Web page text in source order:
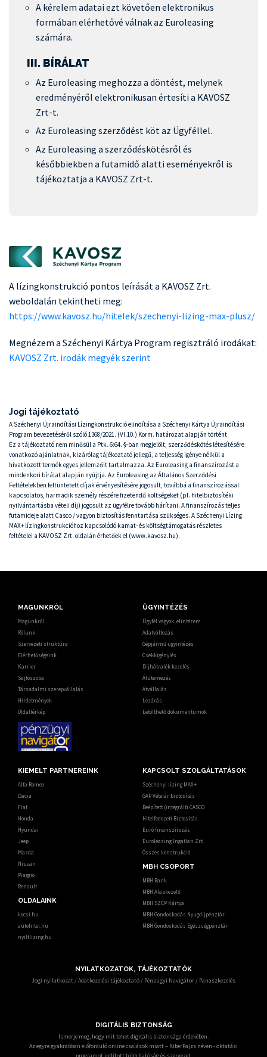
A kérelem adatai ezt követően elektronikus
formában elérhetővé válnak az Euroleasing
számára.
III. BÍRÁLAT
Az Euroleasing meghozza a döntést, melynek
eredményéről elektronikusan értesíti a KAVOSZ
Zrt-t.
Az Euroleasing szerződést köt az Ügyféllel.
Az Euroleasing a szerződéskötésről és
későbbiekben a futamidő alatti eseményekről is
tájékoztatja a KAVOSZ Zrt-t.
A lízingkonstrukció pontos leírását a KAVOSZ Zrt.
weboldalán tekintheti meg:
https://www.kavosz.hu/hitelek/szechenyi-lizing-max-plusz/
Megnézem a Széchenyi Kártya Program regisztráló irodákat:
KAVOSZ Zrt. irodák megyék szerint
Jogi tájékoztató
A Széchenyi Újraindítási Lízingkonstrukció elindítása a Széchenyi Kártya Újraindítási
Program bevezetéséről szóló 1368/2021. (VI.10.) Korm. határozat alapján történt.
Ez a tájékoztató nem minősül a Ptk. 6:64. §-ban megjelölt, szerződéskötés létesítésére
vonatkozó ajánlatnak, kizárólag tájékoztató jellegű, a teljesség igénye nélkül a
hivatkozott termék egyes jellemzőit tartalmazza. Az Euroleasing a finanszírozást a
mindenkori bírálat alapján nyújtja. Az Euroleasing az Általános Szerződési
Feltételekben feltüntetett díjak érvényesítésére jogosult, továbbá a finanszírozással
kapcsolatos, harmadik személy részére fizetendő költségeket (pl. hitelbiztosítéki
nyilvántartásba vételi díj) jogosult az ügyfélre tovább hárítani. A finanszírozás teljes
futamideje alatt Casco / vagyon biztosítás fenntartása szükséges. A Széchenyi Lízing
MAX+ lízingkonstrukcióhoz kapcsolódó kamat- és költségtámogatás részletes
feltételei a KAVOSZ Zrt. oldalán érhetőek el (www.kavosz.hu).
MAGUNKRÓL
Magunkról
Rólunk
Szervezeti struktúra
Elérhetőségeink
Karrier
Sajtószoba
Társadalmi szerepvállalás
Hirdetmények
Oldaltérkép
ÜGYINTÉZÉS
Ügyfél vagyok, elintézem
Adatváltozás
Gépjármű ügyintézés
Csekkigénylés
Díjhátralék kezelés
Átütemezés
Átvállalás
Lezárás
Letölthető dokumentumok
KIEMELT PARTNEREINK
Alfa Romeo
Dacia
Fiat
Honda
Hyundai
Jeep
Mazda
Nissan
Piaggio
Renault
OLDALAINK
kocsi.hu
autohitel.hu
nyiltlizing.hu
KAPCSOLT SZOLGÁLTATÁSOK
Széchenyi lízing MAX+
GAP Vételár biztosítás
Beépített (integrált) CASCO
Hitelfedezeti Biztosítás
Euró finanszírozás
Euroleasing Ingatlan Zrt.
Összes konstrukció
MBH CSOPORT
MBH Bank
MBH Alapkezelő
MBH SZÉP Kártya
MBH Gondoskodás Nyugdíjpénztár
MBH Gondoskodás Egészségpénztár
NYILATKOZATOK, TÁJÉKOZTATÓK
Jogi nyilatkozat /Adatkezelési tájékoztató / Pénzügyi Navigátor / Panaszkezelés
DIGITÁLIS BIZTONSÁG
Ismerje meg, hogy mit tehet digitális biztonsága érdekében.
Az egyre gyakrabban előforduló online csalások miatt – KiberPajzs néven - oktatási
programot indított több hatóság és szervezet.